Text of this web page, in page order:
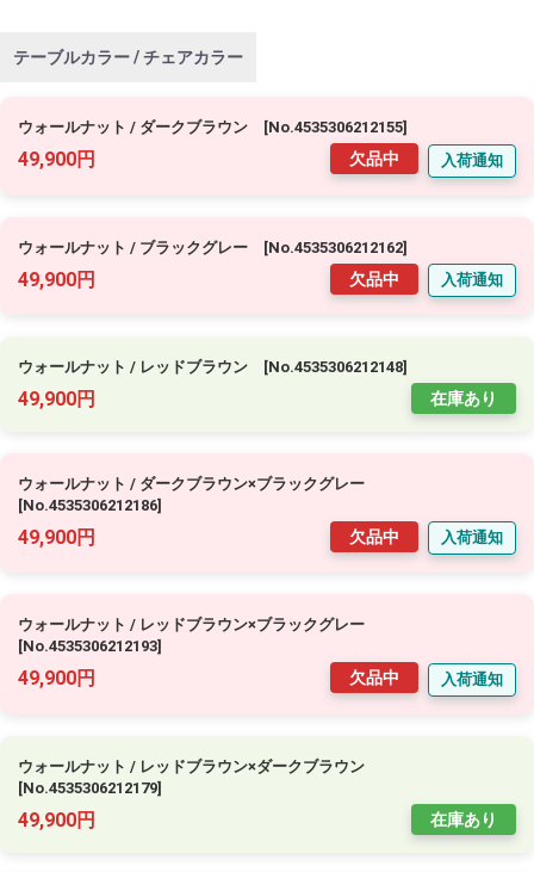
テーブルカラー / チェアカラー
ウォールナット / ダークブラウン [No.4535306212155]
49,900円 欠品中 入荷通知
ウォールナット / ブラックグレー [No.4535306212162]
49,900円 欠品中 入荷通知
ウォールナット / レッドブラウン [No.4535306212148]
49,900円 在庫あり
ウォールナット / ダークブラウン×ブラックグレー
[No.4535306212186]
49,900円 欠品中 入荷通知
ウォールナット / レッドブラウン×ブラックグレー
[No.4535306212193]
49,900円 欠品中 入荷通知
ウォールナット / レッドブラウン×ダークブラウン
[No.4535306212179]
49,900円 在庫あり